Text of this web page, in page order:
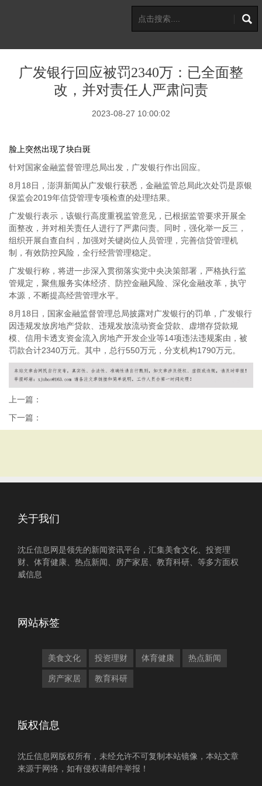
广发银行回应被罚2340万：已全面整
改，并对责任人严肃问责
2023-08-27 10:00:02
脸上突然出现了块白斑
针对国家金融监督管理总局出发，广发银行作出回应。
8月18日，澎湃新闻从广发银行获悉，金融监管总局此次处罚是原银
保监会2019年信贷管理专项检查的处理结果。
广发银行表示，该银行高度重视监管意见，已根据监管要求开展全
面整改，并对相关责任人进行了严肃问责。同时，强化举一反三，
组织开展自查自纠，加强对关键岗位人员管理，完善信贷管理机
制，有效防控风险，全行经营管理稳定。
广发银行称，将进一步深入贯彻落实党中央决策部署，严格执行监
管规定，聚焦服务实体经济、防控金融风险、深化金融改革，执守
本源，不断提高经营管理水平。
8月18日，国家金融监督管理总局披露对广发银行的罚单，广发银行
因违规发放房地产贷款、违规发放流动资金贷款、虚增存贷款规
模、信用卡透支资金流入房地产开发企业等14项违法违规案由，被
罚款合计2340万元。其中，总行550万元，分支机构1790万元。
上一篇：
下一篇：
关于我们
沈丘信息网是领先的新闻资讯平台，汇集美食文化、投资理
财、体育健康、热点新闻、房产家居、教育科研、等多方面权
威信息
网站标签
美食文化 投资理财 体育健康 热点新闻
房产家居 教育科研
版权信息
沈丘信息网版权所有，未经允许不可复制本站镜像，本站文章
来源于网络，如有侵权请邮件举报！